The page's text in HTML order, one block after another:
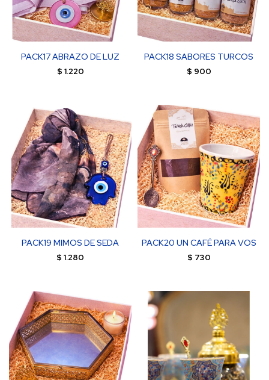
PACK17 ABRAZO DE LUZ
$ 1.220
PACK18 SABORES TURCOS
$ 900
PACK19 MIMOS DE SEDA
$ 1.280
PACK20 UN CAFÉ PARA VOS
$ 730